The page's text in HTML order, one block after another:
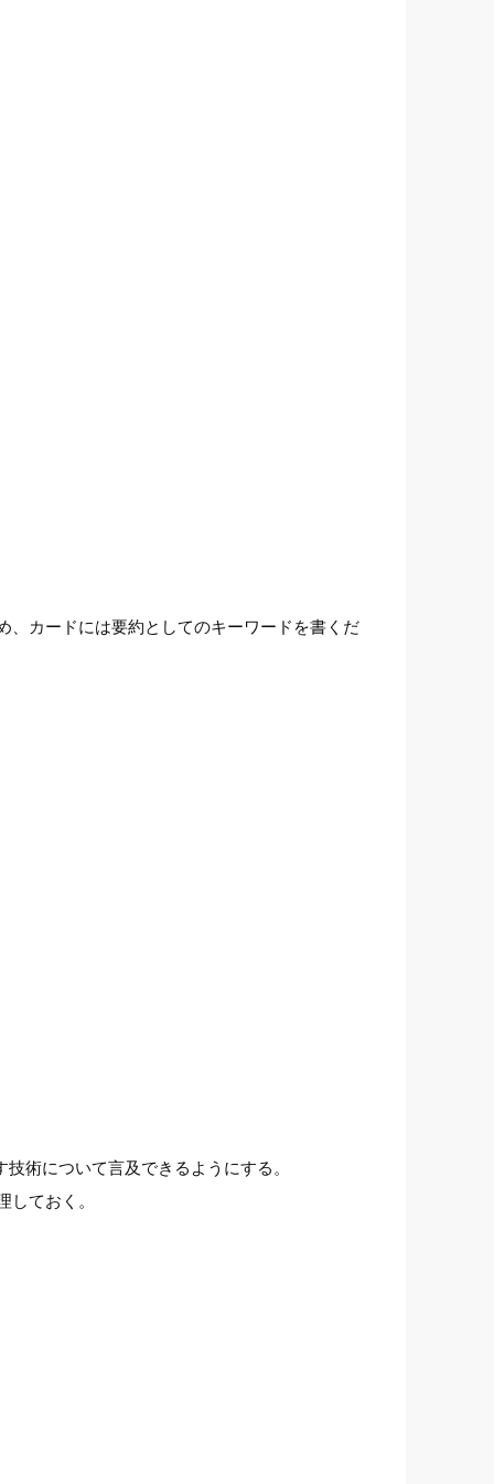
、カードには要約としてのキーワードを書くだ
術について言及できるようにする。
ておく。